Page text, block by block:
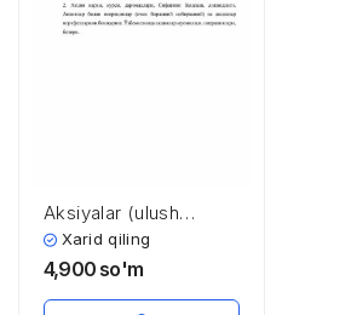
Aksiyalar (ulush
munosabatlarini
ifodalovchi qimmatli
Xarid qiling
4,900 so'm